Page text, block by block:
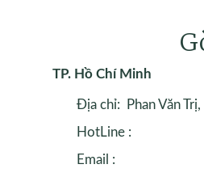
TP. Hồ Chí Minh
Địa chỉ: Phan Văn Trị,
HotLine :
Email :